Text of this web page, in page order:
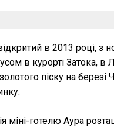
в 2013 році,
в курорті Затока, в
піску на
міні-готелю Аура